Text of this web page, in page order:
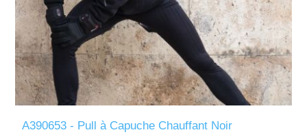
A390653 - Pull à Capuche Chauffant Noir